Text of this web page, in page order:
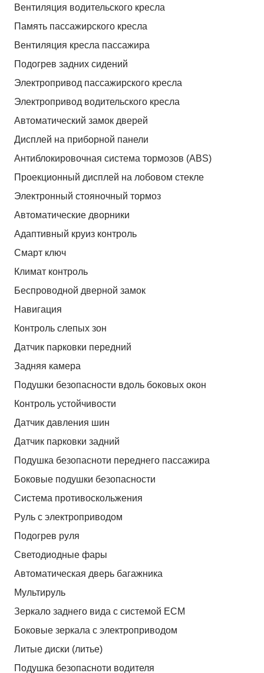
Вентиляция водительского кресла
Память пассажирского кресла
Вентиляция кресла пассажира
Подогрев задних сидений
Электропривод пассажирского кресла
Электропривод водительского кресла
Автоматический замок дверей
Дисплей на приборной панели
Антиблокировочная система тормозов (ABS)
Проекционный дисплей на лобовом стекле
Электронный стояночный тормоз
Автоматические дворники
Адаптивный круиз контроль
Смарт ключ
Климат контроль
Беспроводной дверной замок
Навигация
Контроль слепых зон
Датчик парковки передний
Задняя камера
Подушки безопасности вдоль боковых окон
Контроль устойчивости
Датчик давления шин
Датчик парковки задний
Подушка безопасноти переднего пассажира
Боковые подушки безопасности
Система противоскольжения
Руль с электроприводом
Подогрев руля
Светодиодные фары
Автоматическая дверь багажника
Мультируль
Зеркало заднего вида с системой ЕСМ
Боковые зеркала с электроприводом
Литые диски (литье)
Подушка безопасноти водителя